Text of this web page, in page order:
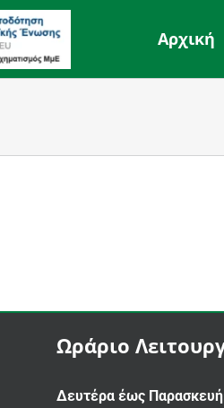
Αρχική
Ωράριο
Δευτέρα έως